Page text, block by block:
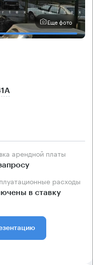
Еще фото
арендной платы
расходы
в ставку